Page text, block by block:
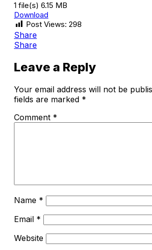
1 file(s) 6.15 MB
Download
Post Views: 298
Share
Share
Leave a Reply
Your email address will not be
fields are marked *
Comment *
Name *
Email *
Website